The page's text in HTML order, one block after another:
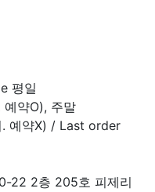
평일
예약O), 주말
. 예약X) / Last order
22 2층 205호 피제리